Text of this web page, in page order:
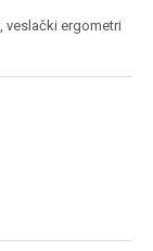
veslački ergometri